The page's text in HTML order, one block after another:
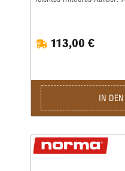
der schmalen Schulter der
Designer, direkt hinter
Rimless Magnum
Magnum-Systemen
Zweiten Weltkrieg selten
Büchsenmacher Metall
ausreichend zu
waren, wurde die Hülse
113,00 €
IN